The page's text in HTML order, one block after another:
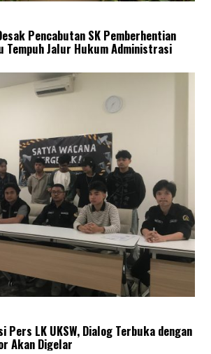
Pencabutan SK Pemberhentian
Tempuh Jalur Hukum Administrasi
Pers LK UKSW, Dialog Terbuka dengan
Akan Digelar